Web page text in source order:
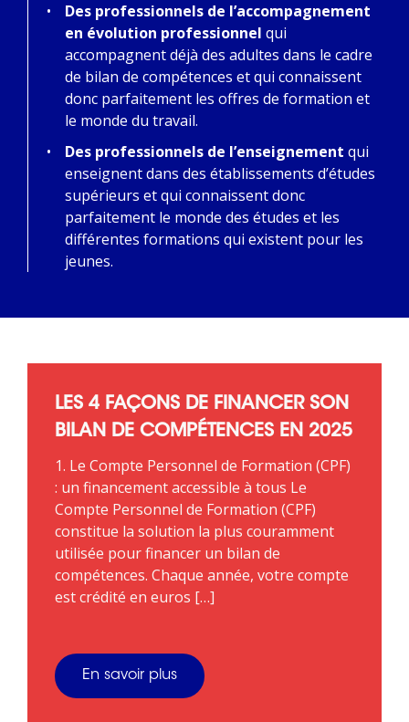
Des professionnels de l’accompagnement
en évolution professionnel qui
accompagnent déjà des adultes dans le cadre
de bilan de compétences et qui connaissent
donc parfaitement les offres de formation et
le monde du travail.
Des professionnels de l’enseignement qui
enseignent dans des établissements d’études
supérieurs et qui connaissent donc
parfaitement le monde des études et les
différentes formations qui existent pour les
jeunes.
LES 4 FAÇONS DE FINANCER SON
BILAN DE COMPÉTENCES EN 2025
1. Le Compte Personnel de Formation (CPF)
: un financement accessible à tous Le
Compte Personnel de Formation (CPF)
constitue la solution la plus couramment
utilisée pour financer un bilan de
compétences. Chaque année, votre compte
est crédité en euros […]
En savoir plus